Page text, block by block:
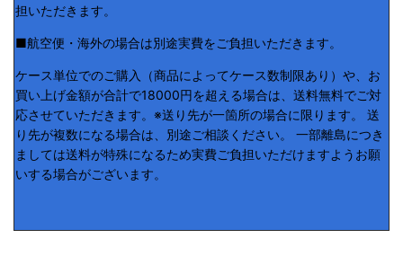
担いただきます。
■航空便・海外の場合は別途実費をご負担いただきます。
ケース単位でのご購入（商品によってケース数制限あり）や、お
買い上げ金額が合計で18000円を超える場合は、送料無料でご対
応させていただきます。※送り先が一箇所の場合に限ります。 送
り先が複数になる場合は、別途ご相談ください。 一部離島につき
ましては送料が特殊になるため実費ご負担いただけますようお願
いする場合がございます。